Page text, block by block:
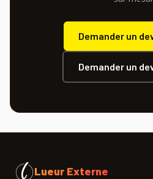
Demander un
Demander un
Lueur Externe